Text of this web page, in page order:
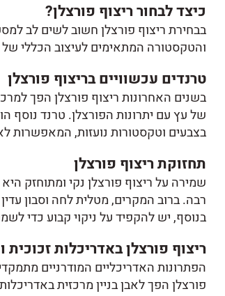
כיצד לבחור ריצוף פורצלן?
בבחירת ריצוף פורצלן חשוב לשים לב
והטקסטורה המתאימים לעיצוב הכללי של
טרנדים עכשוויים בריצוף פורצלן
בשנים האחרונותריצוף פורצלןהפך
של עץ עם יתרונות הפורצלן. טרנד נוסף
בצבעים וטקסטורות נועזות, המאפשרות
תחזוקת ריצוף פורצלן
שמירה על ריצוף פורצלן נקי ומתוחזק
רבה. ברוב המקרים, מטלית לחה וסבון
בנוסף, יש להקפיד על ניקוי קבוע כדי
ריצוף פורצלן באדריכלות זכוכית
הפתרונות האדריכליים המודרניים
פורצלן הפך לאבן בניין מרכזית